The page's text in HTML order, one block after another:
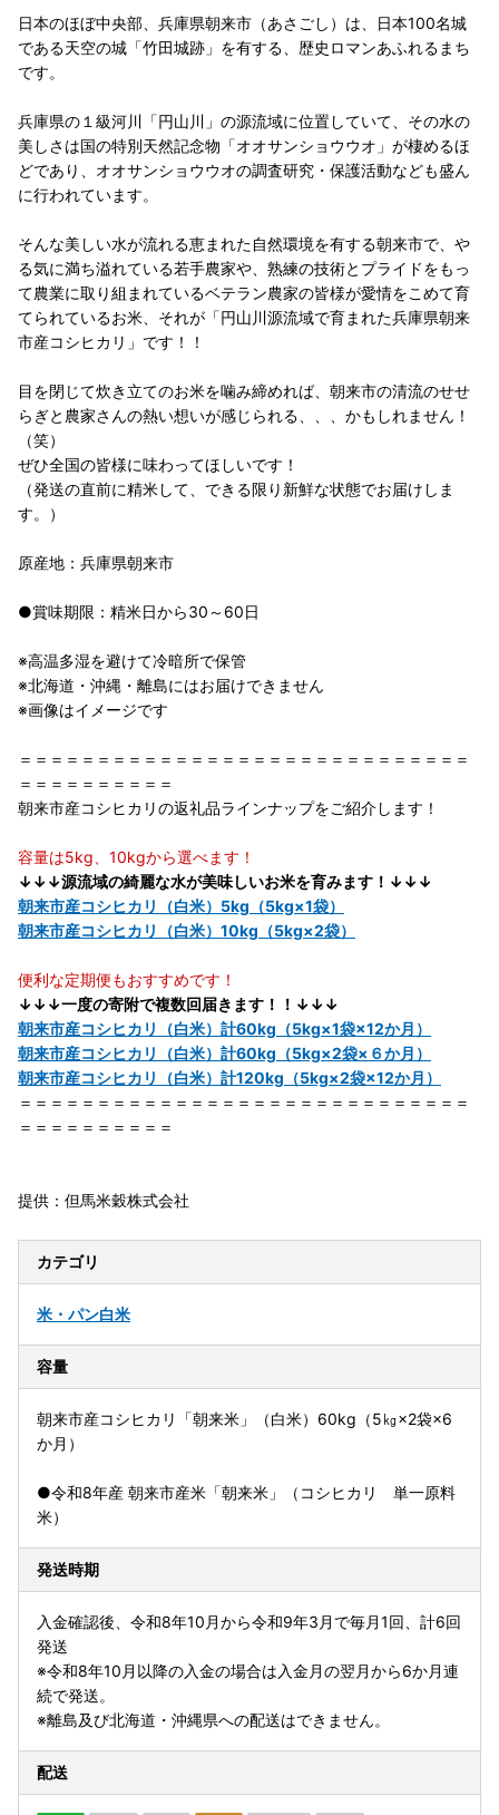
日本のほぼ中央部、兵庫県朝来市（あさごし）は、日本100名城
である天空の城「竹田城跡」を有する、歴史ロマンあふれるまち
です。
兵庫県の１級河川「円山川」の源流域に位置していて、その水の
美しさは国の特別天然記念物「オオサンショウウオ」が棲めるほ
どであり、オオサンショウウオの調査研究・保護活動なども盛ん
に行われています。
そんな美しい水が流れる恵まれた自然環境を有する朝来市で、や
る気に満ち溢れている若手農家や、熟練の技術とプライドをもっ
て農業に取り組まれているベテラン農家の皆様が愛情をこめて育
てられているお米、それが「円山川源流域で育まれた兵庫県朝来
市産コシヒカリ」です！！
目を閉じて炊き立てのお米を噛み締めれば、朝来市の清流のせせ
らぎと農家さんの熱い想いが感じられる、、、かもしれません！
（笑）
ぜひ全国の皆様に味わってほしいです！
（発送の直前に精米して、できる限り新鮮な状態でお届けしま
す。）
原産地：兵庫県朝来市
●賞味期限：精米日から30～60日
※高温多湿を避けて冷暗所で保管
※北海道・沖縄・離島にはお届けできません
※画像はイメージです
＝＝＝＝＝＝＝＝＝＝＝＝＝＝＝＝＝＝＝＝＝＝＝＝＝＝＝＝＝
＝＝＝＝＝＝＝＝＝＝
朝来市産コシヒカリの返礼品ラインナップをご紹介します！
容量は5kg、10kgから選べます！
↓↓↓源流域の綺麗な水が美味しいお米を育みます！↓↓↓
朝来市産コシヒカリ（白米）5kg（5kg×1袋）
朝来市産コシヒカリ（白米）10kg（5kg×2袋）
便利な定期便もおすすめです！
↓↓↓一度の寄附で複数回届きます！！↓↓↓
朝来市産コシヒカリ（白米）計60kg（5kg×1袋×12か月）
朝来市産コシヒカリ（白米）計60kg（5kg×2袋×６か月）
朝来市産コシヒカリ（白米）計120kg（5kg×2袋×12か月）
＝＝＝＝＝＝＝＝＝＝＝＝＝＝＝＝＝＝＝＝＝＝＝＝＝＝＝＝＝
＝＝＝＝＝＝＝＝＝＝
提供：但馬米穀株式会社
カテゴリ
米・パン白米
容量
朝来市産コシヒカリ「朝来米」（白米）60kg（5㎏×2袋×6
か月）
●令和8年産 朝来市産米「朝来米」（コシヒカリ 単一原料
米）
発送時期
入金確認後、令和8年10月から令和9年3月で毎月1回、計6回
発送
※令和8年10月以降の入金の場合は入金月の翌月から6か月連
続で発送。
※離島及び北海道・沖縄県への配送はできません。
配送